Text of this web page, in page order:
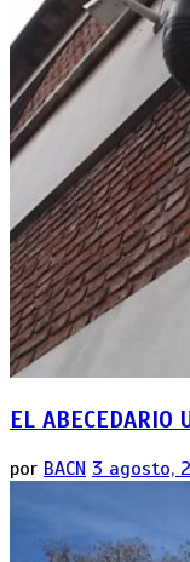
EL ABECEDARIO
por BACN 3 agosto,